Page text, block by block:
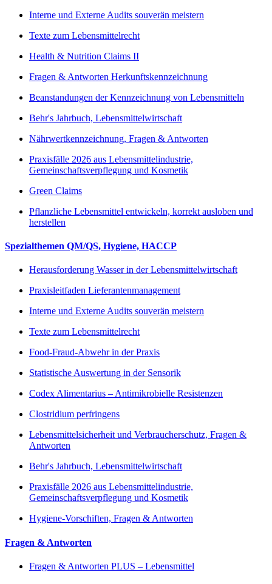
Interne und Externe Audits souverän meistern
Texte zum Lebensmittelrecht
Health & Nutrition Claims II
Fragen & Antworten Herkunftskennzeichnung
Beanstandungen der Kennzeichnung von Lebensmitteln
Behr's Jahrbuch, Lebensmittelwirtschaft
Nährwertkennzeichnung, Fragen & Antworten
Praxisfälle 2026 aus Lebensmittelindustrie,
Gemeinschaftsverpflegung und Kosmetik
Green Claims
Pflanzliche Lebensmittel entwickeln, korrekt ausloben und
herstellen
Spezialthemen QM/QS, Hygiene, HACCP
Herausforderung Wasser in der Lebensmittelwirtschaft
Praxisleitfaden Lieferantenmanagement
Interne und Externe Audits souverän meistern
Texte zum Lebensmittelrecht
Food-Fraud-Abwehr in der Praxis
Statistische Auswertung in der Sensorik
Codex Alimentarius – Antimikrobielle Resistenzen
Clostridium perfringens
Lebensmittelsicherheit und Verbraucherschutz, Fragen &
Antworten
Behr's Jahrbuch, Lebensmittelwirtschaft
Praxisfälle 2026 aus Lebensmittelindustrie,
Gemeinschaftsverpflegung und Kosmetik
Hygiene-Vorschiften, Fragen & Antworten
Fragen & Antworten
Fragen & Antworten PLUS – Lebensmittel